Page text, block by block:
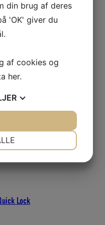
Blokke 57mm
50
eller tov
Lock
din brug af deres
'OK' giver du
af cookies og
her.